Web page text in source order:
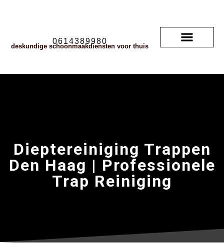
0614389980
deskundige schoonmaakdiensten voor thuis
Dieptereiniging Trappen
Den Haag | Professionele
Trap Reiniging